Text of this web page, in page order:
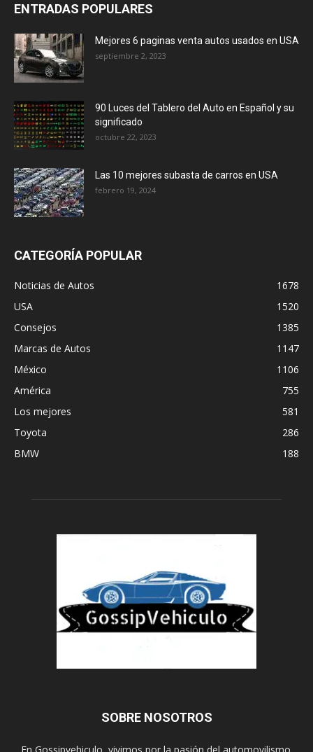
ENTRADAS POPULARES
Mejores 6 paginas venta autos usados en USA
septiembre 2, 2023
90 Luces del Tablero del Auto en Español y su
significado
octubre 22, 2023
Las 10 mejores subasta de carros en USA
febrero 19, 2024
CATEGORÍA POPULAR
Noticias de Autos
1678
USA
1520
Consejos
1385
Marcas de Autos
1147
México
1106
América
755
Los mejores
581
Toyota
286
BMW
188
SOBRE NOSOTROS